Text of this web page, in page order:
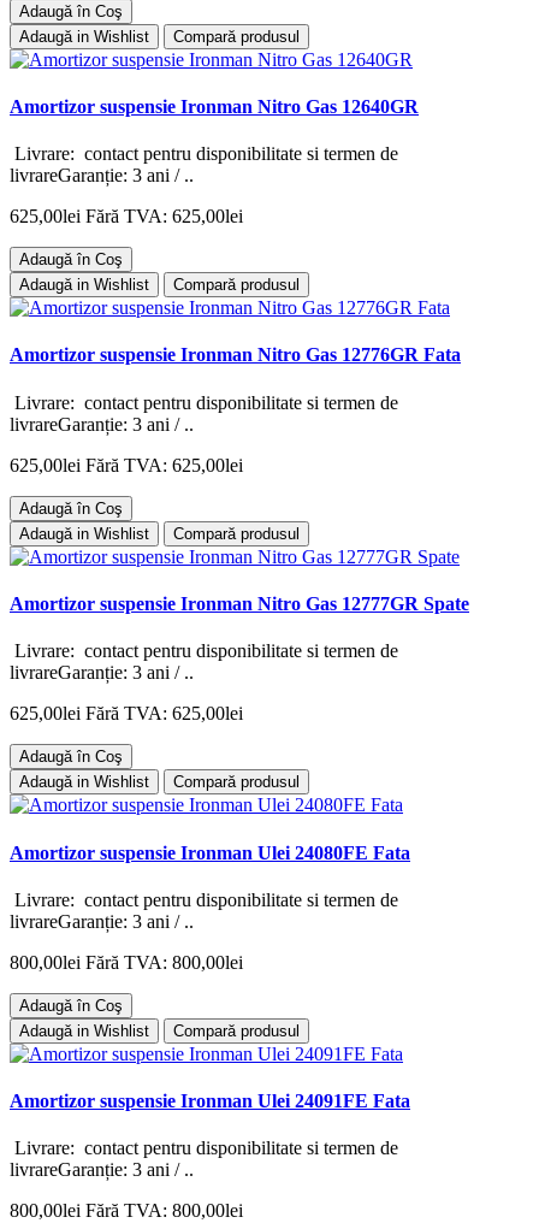
Adaugă în Coş
Adaugă in Wishlist
Compară produsul
Amortizor suspensie Ironman Nitro Gas 12640GR
Livrare: contact pentru disponibilitate si termen de
livrareGaranție: 3 ani / ..
625,00lei Fără TVA: 625,00lei
Adaugă în Coş
Adaugă in Wishlist
Compară produsul
Amortizor suspensie Ironman Nitro Gas 12776GR Fata
Livrare: contact pentru disponibilitate si termen de
livrareGaranție: 3 ani / ..
625,00lei Fără TVA: 625,00lei
Adaugă în Coş
Adaugă in Wishlist
Compară produsul
Amortizor suspensie Ironman Nitro Gas 12777GR Spate
Livrare: contact pentru disponibilitate si termen de
livrareGaranție: 3 ani / ..
625,00lei Fără TVA: 625,00lei
Adaugă în Coş
Adaugă in Wishlist
Compară produsul
Amortizor suspensie Ironman Ulei 24080FE Fata
Livrare: contact pentru disponibilitate si termen de
livrareGaranție: 3 ani / ..
800,00lei Fără TVA: 800,00lei
Adaugă în Coş
Adaugă in Wishlist
Compară produsul
Amortizor suspensie Ironman Ulei 24091FE Fata
Livrare: contact pentru disponibilitate si termen de
livrareGaranție: 3 ani / ..
800,00lei Fără TVA: 800,00lei